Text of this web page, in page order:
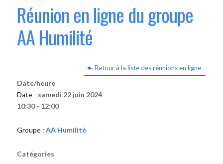
Réunion en ligne du groupe
AA Humilité
Retour à la liste des réunions en ligne
Date/heure
Date - samedi 22 juin 2024
10:30 - 12:00
Groupe : AA Humilité
Catégories